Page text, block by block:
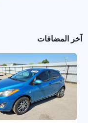
آخر المضافات